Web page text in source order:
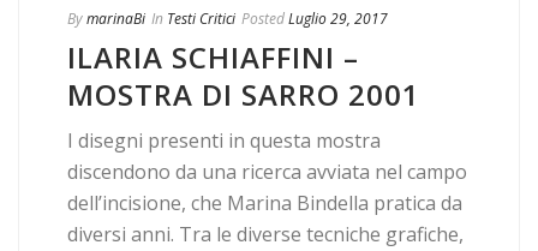
BymarinaBi In Testi Critici PostedLuglio 29, 2017
ILARIA SCHIAFFINI –
MOSTRA DI SARRO 2001
I disegni presenti in questa mostra
discendono da una ricerca avviata nel campo
dell’incisione, che Marina Bindella pratica da
diversi anni. Tra le diverse tecniche grafiche,